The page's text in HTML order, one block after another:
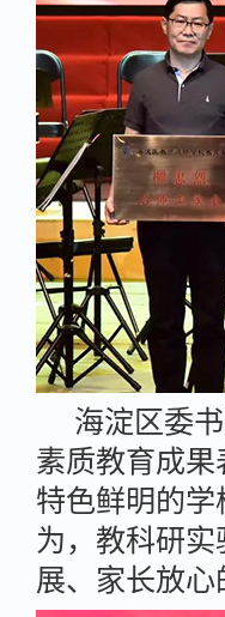
海淀区委
素质教育成
特色鲜明的
为，教科研
展、家长放心